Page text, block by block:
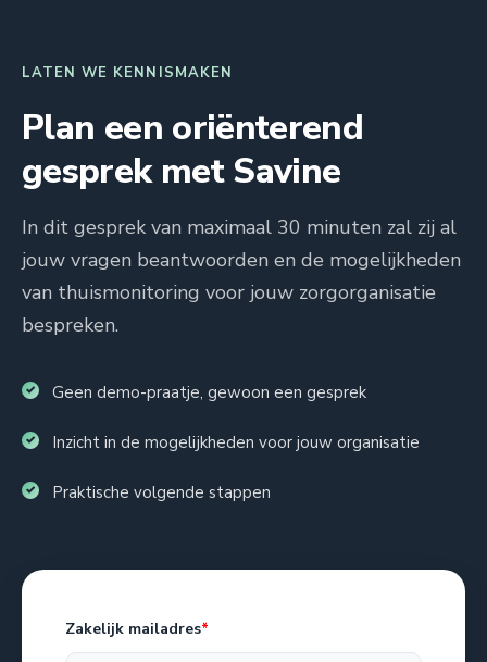
LATEN WE KENNISMAKEN
Plan een oriënterend
gesprek met Savine
In dit gesprek van maximaal 30 minuten zal zij al
jouw vragen beantwoorden en de mogelijkheden
van thuismonitoring voor jouw zorgorganisatie
bespreken.
Geen demo-praatje, gewoon een gesprek
Inzicht in de mogelijkheden voor jouw organisatie
Praktische volgende stappen
Zakelijk mailadres*